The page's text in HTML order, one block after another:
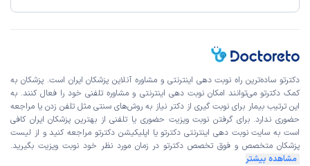
دکترتو ساده‌ترین راه نوبت‌ دهی اینترنتی و مشاوره آنلاین پزشکان ایران است. پزشکان به
کمک دکترتو می‌توانند امکان نوبت دهی اینترنتی و مشاوره تلفنی خود را فعال کنند. به
این ترتیب بیمار برای نوبت گیری از دکتر نیاز به روش‌های سنتی مثل تلفن زدن یا مراجعه
حضوری ندارد. برای گرفتن نوبت ویزیت حضوری یا تلفنی از بهترین پزشکان ایران کافی
است به سایت نوبت دهی اینترنتی دکترتو یا اپلیکیشن دکترتو مراجعه کنید و از لیست
پزشکان متخصص و فوق تخصص دکترتو در زمان مورد نظر خود نوبت ویزیت بگیرید.
مشاهده بیشتر